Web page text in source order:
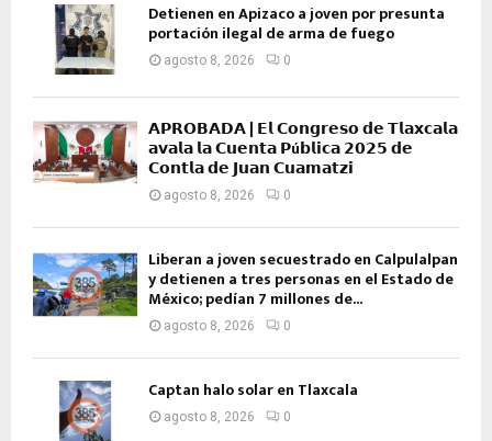
Detienen en Apizaco a joven por presunta
portación ilegal de arma de fuego
agosto 8, 2026 0
𝗔𝗣𝗥𝗢𝗕𝗔𝗗𝗔 | 𝗘𝗹 𝗖𝗼𝗻𝗴𝗿𝗲𝘀𝗼 𝗱𝗲 𝗧𝗹𝗮𝘅𝗰𝗮𝗹𝗮
𝗮𝘃𝗮𝗹𝗮 𝗹𝗮 𝗖𝘂𝗲𝗻𝘁𝗮 𝗣ú𝗯𝗹𝗶𝗰𝗮 𝟮𝟬𝟮𝟱 𝗱𝗲
𝗖𝗼𝗻𝘁𝗹𝗮 𝗱𝗲 𝗝𝘂𝗮𝗻 𝗖𝘂𝗮𝗺𝗮𝘁𝘇𝗶
agosto 8, 2026 0
Liberan a joven secuestrado en Calpulalpan
y detienen a tres personas en el Estado de
México; pedían 7 millones de...
agosto 8, 2026 0
Captan halo solar en Tlaxcala
agosto 8, 2026 0